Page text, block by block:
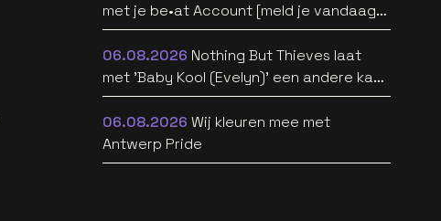
met je be•at Account [meld je vandaag
aan]
06.08.2026 Nothing But Thieves laat
met 'Baby Kool (Evelyn)' een andere kant
van zich horen [video]
06.08.2026 Wij kleuren mee met
Antwerp Pride